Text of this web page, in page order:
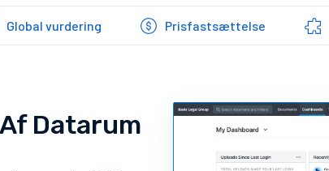
Global vurdering Prisfastsættelse
Datarum